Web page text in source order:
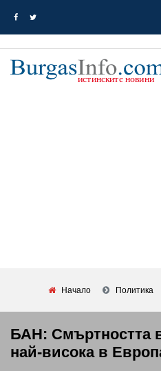
Начало Политика
БАН: Смъртността
най-висока в